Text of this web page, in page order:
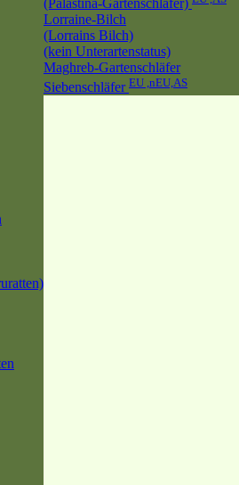
(Palästina-Gartenschläfer)
Lorraine-Bilch
(Lorrains Bilch)
(kein Unterartenstatus)
Maghreb-Gartenschläfer
Siebenschläfer EU ,nEU,AS